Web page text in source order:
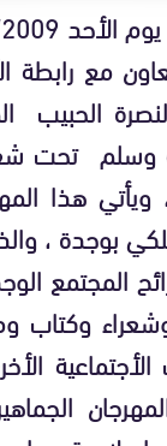
مع
لنصرة
وسلم تحت
هذا
بوجدة ،
المجتمع
وكتاب